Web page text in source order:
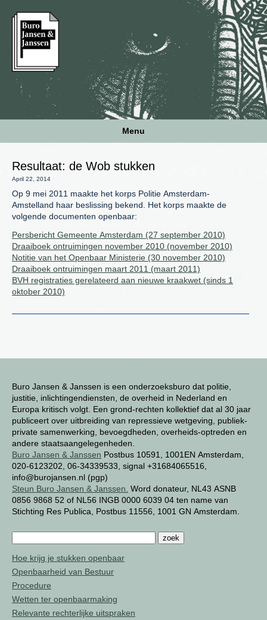
Menu
Buro Jansen & Janssen is een onderzoeksburo dat politie,
justitie, inlichtingendiensten, de overheid in Nederland en
Europa kritisch volgt. Een grond-rechten kollektief dat al 30 jaar
publiceert over uitbreiding van repressieve wetgeving, publiek-
private samenwerking, bevoegdheden, overheids-optreden en
andere staatsaangelegenheden.
Buro Jansen & Janssen Postbus 10591, 1001EN Amsterdam,
020-6123202, 06-34339533, signal +31684065516,
info@burojansen.nl (pgp)
Steun Buro Jansen & Janssen. Word donateur, NL43 ASNB
0856 9868 52 of NL56 INGB 0000 6039 04 ten name van
Stichting Res Publica, Postbus 11556, 1001 GN Amsterdam.
Hoe krijg je stukken openbaar
Openbaarheid van Bestuur
Procedure
Wetten ter openbaarmaking
Relevante rechterlijke uitspraken
Resultaat: de Wob stukken
April 22, 2014
Op 9 mei 2011 maakte het korps Politie Amsterdam-
Amstelland haar beslissing bekend. Het korps maakte de
volgende documenten openbaar:
Persbericht Gemeente Amsterdam (27 september 2010)
Draaiboek ontruimingen november 2010 (november 2010)
Notitie van het Openbaar Ministerie (30 november 2010)
Draaiboek ontruimingen maart 2011 (maart 2011)
BVH registraties gerelateerd aan nieuwe kraakwet (sinds 1
oktober 2010)